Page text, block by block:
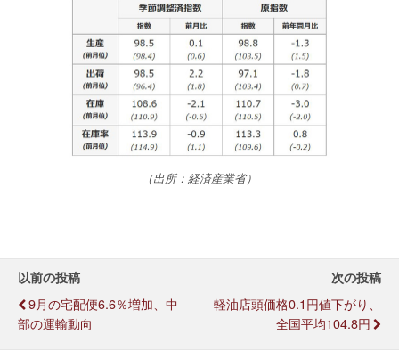
（出所：経済産業省）
以前の投稿
9月の宅配便6.6％増加、中
部の運輸動向
次の投稿
軽油店頭価格0.1円値下がり、
全国平均104.8円